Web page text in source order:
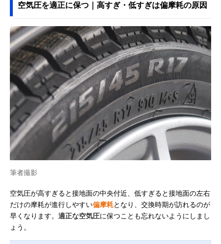
空気圧を適正に保つ｜高すぎ・低すぎは偏摩耗の原因
筆者撮影
空気圧が高すぎると接地面の中央付近、低すぎると接地面の左右
だけの摩耗が進行しやすい偏摩耗となり、交換時期が訪れるのが
早くなります。 適正な空気圧に保つことも忘れないようにしまし
ょう。